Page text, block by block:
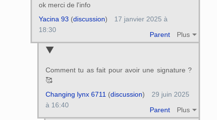
ok merci de l'info
Parent Plus
Yacina 93 (discussion)
17 janvier 2025 à
18:30
Comment tu as fait pour avoir une signature ?
🥰
Parent Plus
Changing lynx 6711(discussion)
29 juin 2025
à 16:40